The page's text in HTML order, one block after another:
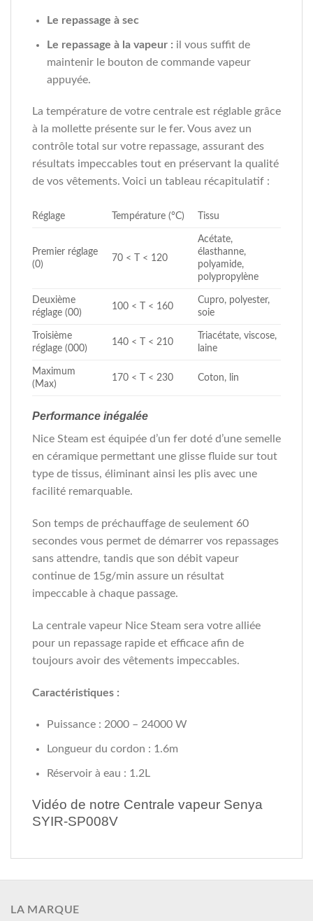
Le repassage à sec
Le repassage à la vapeur : il vous suffit de
maintenir le bouton de commande vapeur
appuyée.
La température de votre centrale est réglable grâce
à la mollette présente sur le fer. Vous avez un
contrôle total sur votre repassage, assurant des
résultats impeccables tout en préservant la qualité
de vos vêtements. Voici un tableau récapitulatif :
Réglage Température (°C) Tissu
Premier réglage
(0)
70 < T < 120
Acétate,
élasthanne,
polyamide,
polypropylène
Deuxième
réglage (00)
100 < T < 160
Cupro, polyester,
soie
Troisième
réglage (000)
140 < T < 210
Triacétate, viscose,
laine
Maximum
(Max)
170 < T < 230 Coton, lin
Performance inégalée
Nice Steam est équipée d’un fer doté d’une semelle
en céramique permettant une glisse fluide sur tout
type de tissus, éliminant ainsi les plis avec une
facilité remarquable.
Son temps de préchauffage de seulement 60
secondes vous permet de démarrer vos repassages
sans attendre, tandis que son débit vapeur
continue de 15g/min assure un résultat
impeccable à chaque passage.
La centrale vapeur Nice Steam sera votre alliée
pour un repassage rapide et efficace afin de
toujours avoir des vêtements impeccables.
Caractéristiques :
Puissance : 2000 – 24000 W
Longueur du cordon : 1.6m
Réservoir à eau : 1.2L
Vidéo de notre Centrale vapeur Senya
SYIR-SP008V
LA MARQUE